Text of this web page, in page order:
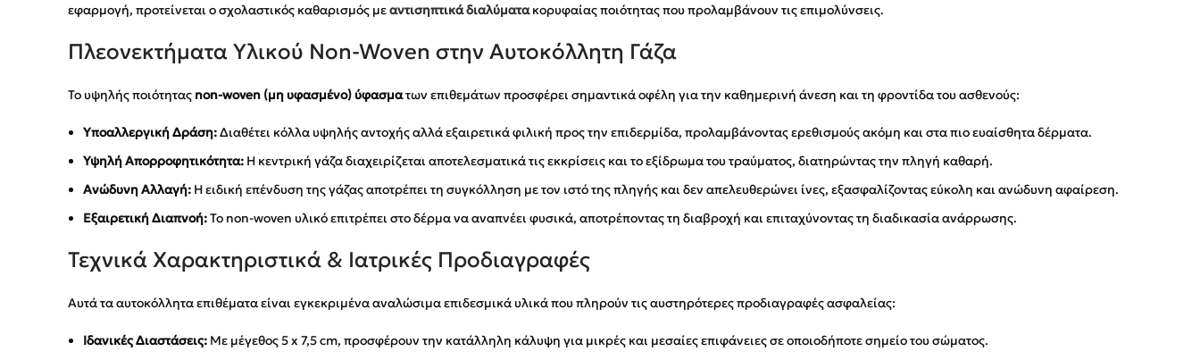
εφαρμογή, προτείνεται ο σχολαστικός καθαρισμός μεαντισηπτικά διαλύματακορυφαίας ποιότητας που προλαμβάνουν τις επιμολύνσεις.
Πλεονεκτήματα Υλικού Non-Woven στην Αυτοκόλλητη Γάζα
Το υψηλής ποιότητας non-woven (μη υφασμένο) ύφασματων επιθεμάτων προσφέρει σημαντικά οφέλη για την καθημερινή άνεση και τη φροντίδα του ασθενούς:
Υποαλλεργική Δράση:Διαθέτει κόλλα υψηλής αντοχής αλλά εξαιρετικά φιλική προς την επιδερμίδα, προλαμβάνοντας ερεθισμούς ακόμη και στα πιο ευαίσθητα δέρματα.
Υψηλή Απορροφητικότητα: Η κεντρική γάζα διαχειρίζεται αποτελεσματικά τις εκκρίσεις και το εξίδρωμα του τραύματος, διατηρώντας την πληγή καθαρή.
Ανώδυνη Αλλαγή: Η ειδική επένδυση της γάζας αποτρέπει τη συγκόλληση με τον ιστό της πληγής και δεν απελευθερώνει ίνες, εξασφαλίζοντας εύκολη και ανώδυνη αφαίρεση.
Εξαιρετική Διαπνοή:Το non-woven υλικό επιτρέπει στο δέρμα να αναπνέει φυσικά, αποτρέποντας τη διαβροχή και επιταχύνοντας τη διαδικασία ανάρρωσης.
Τεχνικά Χαρακτηριστικά & Ιατρικές Προδιαγραφές
Αυτά τα αυτοκόλλητα επιθέματα είναι εγκεκριμένα αναλώσιμα επιδεσμικά υλικά που πληρούν τις αυστηρότερες προδιαγραφές ασφαλείας:
Ιδανικές Διαστάσεις: Με μέγεθος 5 x 7,5 cm, προσφέρουν την κατάλληλη κάλυψη για μικρές και μεσαίες επιφάνειες σε οποιοδήποτε σημείο του σώματος.